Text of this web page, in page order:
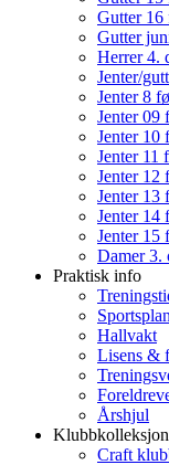
Gutter 16
Gutter
Herrer 4.
Jenter/
Jenter 8
Jenter 09
Jenter 10
Jenter 11
Jenter 12
Jenter 13
Jenter 14
Jenter 15
Damer 3.
Praktisk info
Sportsplan
Hallvakt
Lisens &
Årshjul
Klubbkolleksjon
Craft